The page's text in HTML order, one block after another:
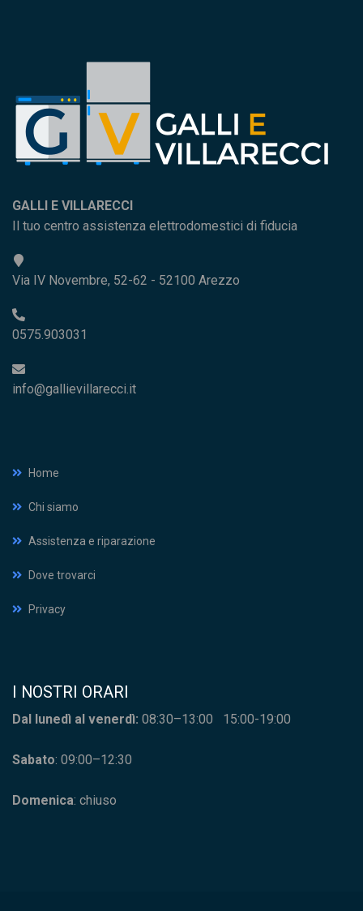
GALLI E VILLARECCI
Il tuo centro assistenza elettrodomestici di fiducia
Via IV Novembre, 52-62 - 52100 Arezzo
0575.903031
info@gallievillarecci.it
Home
Chi siamo
Assistenza e riparazione
Dove trovarci
Privacy
I NOSTRI ORARI
Dal lunedì al venerdì: 08:30–13:00 15:00-19:00
Sabato: 09:00–12:30
Domenica: chiuso